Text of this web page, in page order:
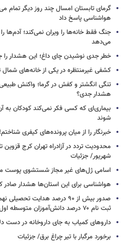
گرمای تابستان امسال چند روز دیگر تمام
هواشناسی پاسخ داد
جنگ فقط خانه‌ها را ویران نمی‌کند؛ آدم‌ها
می‌دهد
خطر جدی نوشیدن چای داغ؛ این هشدار را
کشفی غیرمنتظره در یکی از خانه‌های شمال
تنگی انگشتر و کفش در گرما؛ واکنش
هشدار جدی؟
بیماری‌ای که کسی فکر نمی‌کند کودکان به
شوند
خبرنگار را از میان پرونده‌های کیفری شناختم!
شهریور/ جزئیات
اسامی ژل‌های غیر مجاز شستشوی پوست
هواشناسی برای این استان‌ها هشدار صادر
صدور بیش از ۹۰ درصد هدایت
ثبت نام ۷۰ درصد دانش‌آموزان متوسطه اول
داروهای کمیاب به جای داروخانه در دست
برخورد مرگبار با تیر چراغ برق/ جزئیات